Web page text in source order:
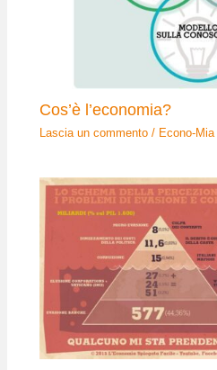
Cos’è l’economia?
Lascia un commento / Econo-Mia